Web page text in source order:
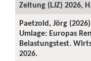
Zeitung (LJZ) 2026,
Paetzold, Jörg
Umlage: Europas
Belastungstest.
2026.